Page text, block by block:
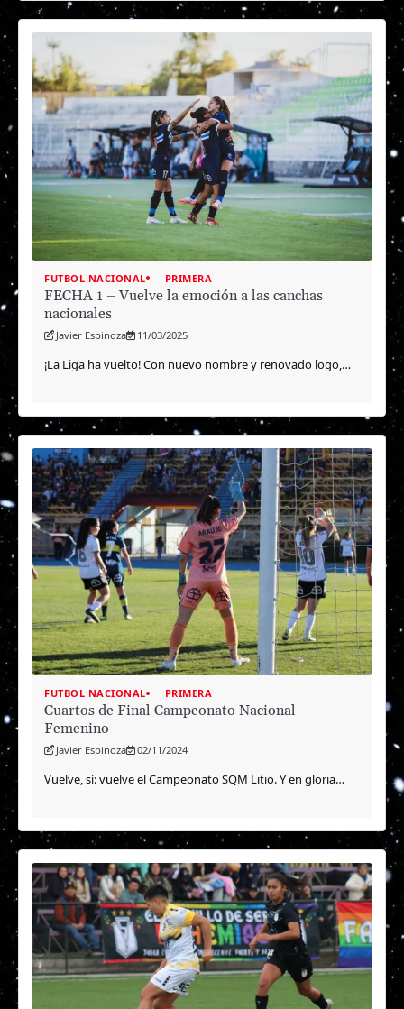
FUTBOL NACIONAL PRIMERA
FECHA 1 – Vuelve la emoción a las canchas
nacionales
Javier Espinoza 11/03/2025
¡La Liga ha vuelto! Con nuevo nombre y renovado logo,…
FUTBOL NACIONAL PRIMERA
Cuartos de Final Campeonato Nacional
Femenino
Javier Espinoza 02/11/2024
Vuelve, sí: vuelve el Campeonato SQM Litio. Y en gloria…